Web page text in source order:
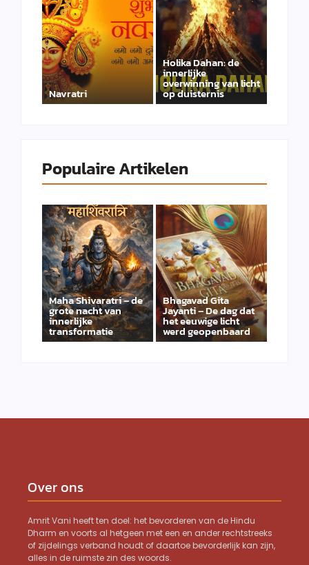
Navratri
Holika Dahan: de
innerlijke
overwinning van licht
op duisternis
Populaire Artikelen
Maha Shivaratri – de
grote nacht van
innerlijke
transformatie
Bhagavad Gita
Jayanti – De dag dat
het eeuwige licht
werd geopenbaard
Over ons
Amrit Vani heeft ten doel: het bevorderen van de Hindu
Dharm en voorts al hetgeen met een en ander rechtstreeks
of zijdelings verband houdt of daartoe bevorderlijk kan zijn,
alles in de ruimste zin des woords.